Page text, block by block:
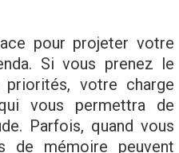
pour projeter votre
Si vous prenez le
votre charge
vous permettra de
Parfois, quand vous
de mémoire peuvent